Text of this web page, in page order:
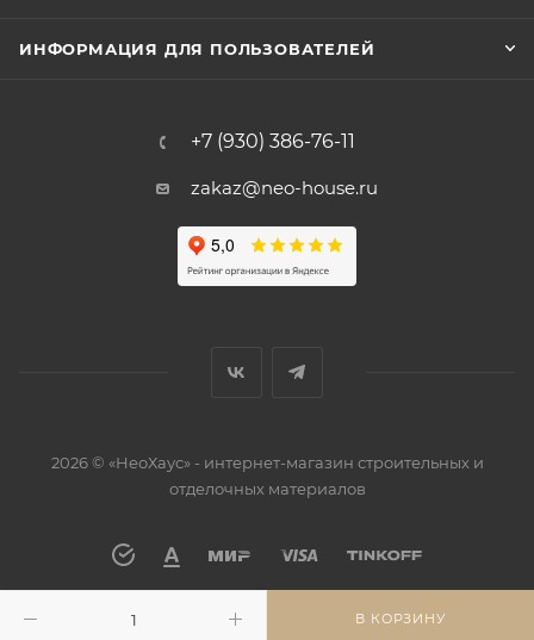
В КОРЗИНУ
ИНФОРМАЦИЯ ДЛЯ ПОЛЬЗОВАТЕЛЕЙ
+7 (930) 386-76-11
zakaz@neo-house.ru
2026 © «НеоХаус» - интернет-магазин строительных и
отделочных материалов